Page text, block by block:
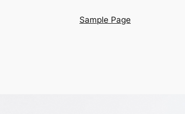
Sample Page